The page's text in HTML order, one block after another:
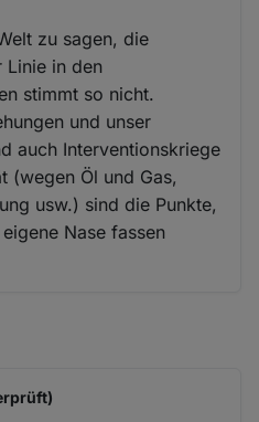
zu sagen, die
Linie in den
stimmt so nicht.
und unser
auch Interventionskriege
(wegen Öl und Gas,
usw.) sind die Punkte,
Nase fassen